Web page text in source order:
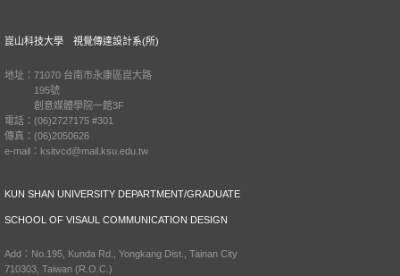
崑山科技大學 視覺傳達設計系(所)
地址：71070 台南市永康區崑大路
195號
創意媒體學院一館3F
電話：(06)2727175 #301
傳真：(06)2050626
e-mail：ksitvcd@mail.ksu.edu.tw
KUN SHAN UNIVERSITY DEPARTMENT/GRADUATE
SCHOOL OF VISAUL COMMUNICATION DESIGN
Add：No.195, Kunda Rd., Yongkang Dist., Tainan City
710303, Taiwan (R.O.C.)